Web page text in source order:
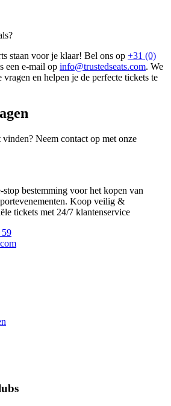
staan voor je klaar! Bel ons op +31 (0)
een e-mail op info@trustedseats.com. We
en helpen je de perfecte tickets te
Neem contact op met onze
stop bestemming voor het kopen van
Koop veilig &
tickets met 24/7 klantenservice
59